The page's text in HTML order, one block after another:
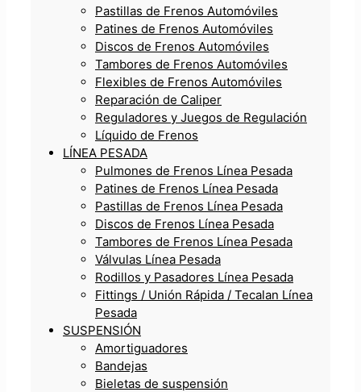
Pastillas de Frenos Automóviles
Patines de Frenos Automóviles
Discos de Frenos Automóviles
Tambores de Frenos Automóviles
Flexibles de Frenos Automóviles
Reparación de Caliper
Reguladores y Juegos de Regulación
Líquido de Frenos
LÍNEA PESADA
Pulmones de Frenos Línea Pesada
Patines de Frenos Línea Pesada
Pastillas de Frenos Línea Pesada
Discos de Frenos Línea Pesada
Tambores de Frenos Línea Pesada
Válvulas Línea Pesada
Rodillos y Pasadores Línea Pesada
Fittings / Unión Rápida / Tecalan Línea
Pesada
SUSPENSIÓN
Amortiguadores
Bandejas
Bieletas de suspensión